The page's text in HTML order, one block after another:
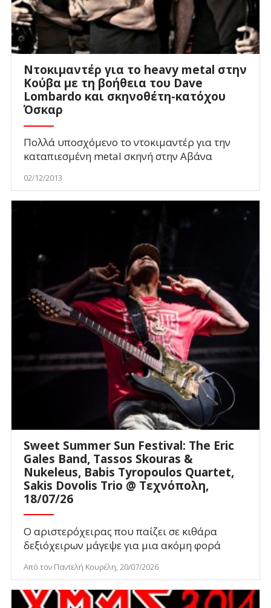
Ντοκιμαντέρ για το heavy metal στην
Κούβα με τη βοήθεια του Dave
Lombardo και σκηνοθέτη-κατόχου
Όσκαρ
Πολλά υποσχόμενο το ντοκιμαντέρ για την
καταπιεσμένη metal σκηνή στην Αβάνα
02/12/2013
Sweet Summer Sun Festival: The Eric
Gales Band, Tassos Skouras &
Nukeleus, Babis Tyropoulos Quartet,
Sakis Dovolis Trio @ Τεχνόπολη,
18/07/26
Ο αριστερόχειρας που παίζει σε κιθάρα
δεξιόχειρων μάγεψε για μια ακόμη φορά
Από τον Παντελή Κουρέλη, 20/07/2026